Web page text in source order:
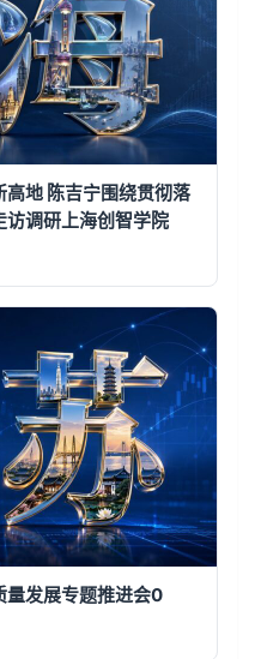
地 陈吉宁围绕贯彻落
访调研上海创智学院
量发展专题推进会0